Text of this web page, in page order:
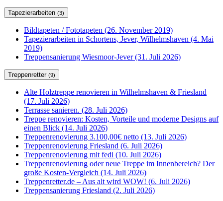
Tapezierarbeiten (3)
Bildtapeten / Fototapeten (26. November 2019)
Tapezierarbeiten in Schortens, Jever, Wilhelmshaven (4. Mai
2019)
Treppensanierung Wiesmoor-Jever (31. Juli 2026)
Treppenretter (9)
Alte Holztreppe renovieren in Wilhelmshaven & Friesland
(17. Juli 2026)
Terrasse sanieren. (28. Juli 2026)
Treppe renovieren: Kosten, Vorteile und moderne Designs auf
einen Blick (14. Juli 2026)
Treppenrenovierung 3.100,00€ netto (13. Juli 2026)
Treppenrenovierung Friesland (6. Juli 2026)
Treppenrenovierung mit fedi (10. Juli 2026)
Treppenrenovierung oder neue Treppe im Innenbereich? Der
große Kosten-Vergleich (14. Juli 2026)
Treppenretter.de – Aus alt wird WOW! (6. Juli 2026)
Treppensanierung Friesland (2. Juli 2026)